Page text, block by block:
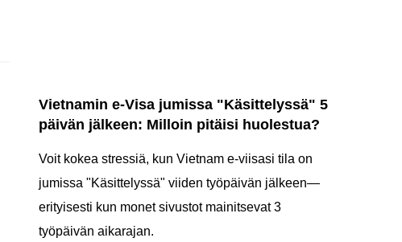
Vietnamin e-Visa jumissa "Käsittelyssä" 5
päivän jälkeen: Milloin pitäisi huolestua?
Voit kokea stressiä, kun Vietnam e-viisasi tila on
jumissa "Käsittelyssä" viiden työpäivän jälkeen—
erityisesti kun monet sivustot mainitsevat 3
työpäivän aikarajan.